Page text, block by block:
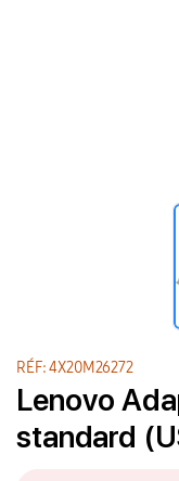
RÉF: 4X20M26272
Lenovo
standard